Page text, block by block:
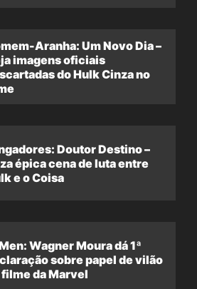
Aranha: Um Novo Dia –
imagens oficiais
do Hulk Cinza no
Doutor Destino –
épica cena de luta entre
e o Coisa
Wagner Moura dá 1ª
sobre papel de vilão
da Marvel